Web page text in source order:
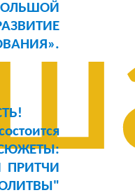
СЮЖЕТЫ:
ПРИТЧИ